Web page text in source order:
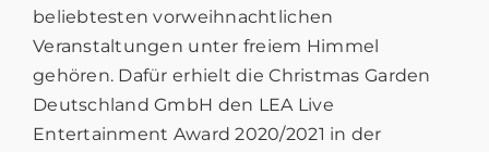
beliebtesten vorweihnachtlichen
Veranstaltungen unter freiem Himmel
gehören. Dafür erhielt die Christmas Garden
Deutschland GmbH den LEA Live
Entertainment Award 2020/2021 in der